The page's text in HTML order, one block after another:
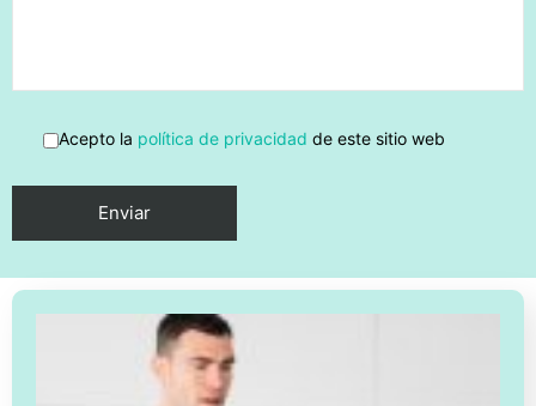
Acepto la política de privacidad de este sitio web